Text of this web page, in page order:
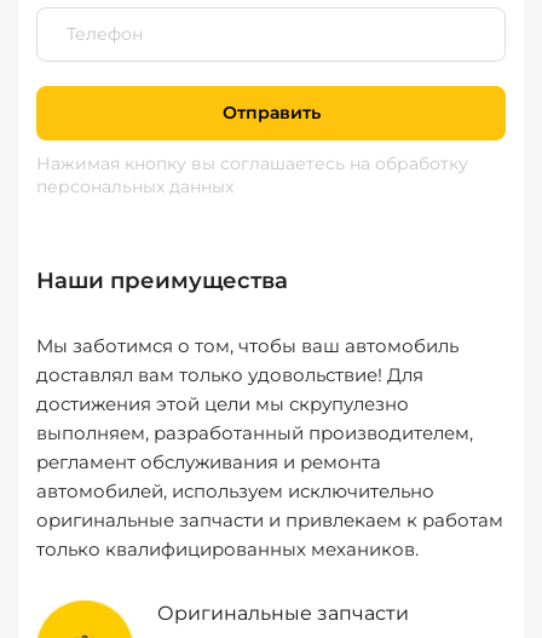
Отправить
Нажимая кнопку вы соглашаетесь на обработку
персональных данных
Наши преимущества
Мы заботимся о том, чтобы ваш автомобиль
доставлял вам только удовольствие! Для
достижения этой цели мы скрупулезно
выполняем, разработанный производителем,
регламент обслуживания и ремонта
автомобилей, используем исключительно
оригинальные запчасти и привлекаем к работам
только квалифицированных механиков.
Оригинальные запчасти